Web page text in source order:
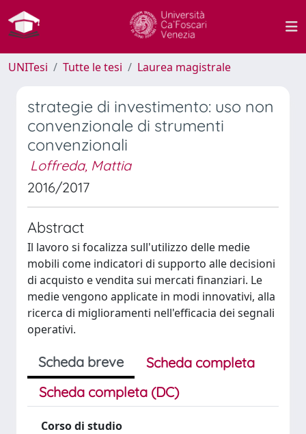
UNITesi Tutte le tesi Laurea magistrale
strategie di investimento: uso non
convenzionale di strumenti
convenzionali
Loffreda, Mattia
2016/2017
Abstract
Il lavoro si focalizza sull'utilizzo delle medie
mobili come indicatori di supporto alle decisioni
di acquisto e vendita sui mercati finanziari. Le
medie vengono applicate in modi innovativi, alla
ricerca di miglioramenti nell'efficacia dei segnali
operativi.
Scheda breve
Scheda completa
Scheda completa (DC)
Corso di studio